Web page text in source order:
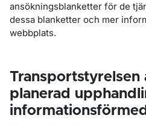
ansökningsblanketter för de
dessa blanketter och mer
webbplats.
planerad